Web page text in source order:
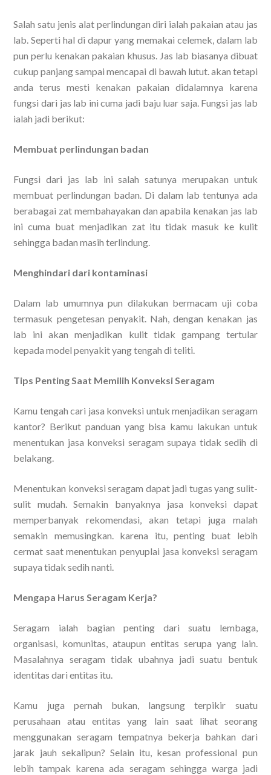
Salah satu jenis alat perlindungan diri ialah pakaian atau jas
lab. Seperti hal di dapur yang memakai celemek, dalam lab
pun perlu kenakan pakaian khusus. Jas lab biasanya dibuat
cukup panjang sampai mencapai di bawah lutut. akan tetapi
anda terus mesti kenakan pakaian didalamnya karena
fungsi dari jas lab ini cuma jadi baju luar saja. Fungsi jas lab
ialah jadi berikut:
Membuat perlindungan badan
Fungsi dari jas lab ini salah satunya merupakan untuk
membuat perlindungan badan. Di dalam lab tentunya ada
berabagai zat membahayakan dan apabila kenakan jas lab
ini cuma buat menjadikan zat itu tidak masuk ke kulit
sehingga badan masih terlindung.
Menghindari dari kontaminasi
Dalam lab umumnya pun dilakukan bermacam uji coba
termasuk pengetesan penyakit. Nah, dengan kenakan jas
lab ini akan menjadikan kulit tidak gampang tertular
kepada model penyakit yang tengah di teliti.
Tips Penting Saat Memilih Konveksi Seragam
Kamu tengah cari jasa konveksi untuk menjadikan seragam
kantor? Berikut panduan yang bisa kamu lakukan untuk
menentukan jasa konveksi seragam supaya tidak sedih di
belakang.
Menentukan konveksi seragam dapat jadi tugas yang sulit-
sulit mudah. Semakin banyaknya jasa konveksi dapat
memperbanyak rekomendasi, akan tetapi juga malah
semakin memusingkan. karena itu, penting buat lebih
cermat saat menentukan penyuplai jasa konveksi seragam
supaya tidak sedih nanti.
Mengapa Harus Seragam Kerja?
Seragam ialah bagian penting dari suatu lembaga,
organisasi, komunitas, ataupun entitas serupa yang lain.
Masalahnya seragam tidak ubahnya jadi suatu bentuk
identitas dari entitas itu.
Kamu juga pernah bukan, langsung terpikir suatu
perusahaan atau entitas yang lain saat lihat seorang
menggunakan seragam tempatnya bekerja bahkan dari
jarak jauh sekalipun? Selain itu, kesan professional pun
lebih tampak karena ada seragam sehingga warga jadi